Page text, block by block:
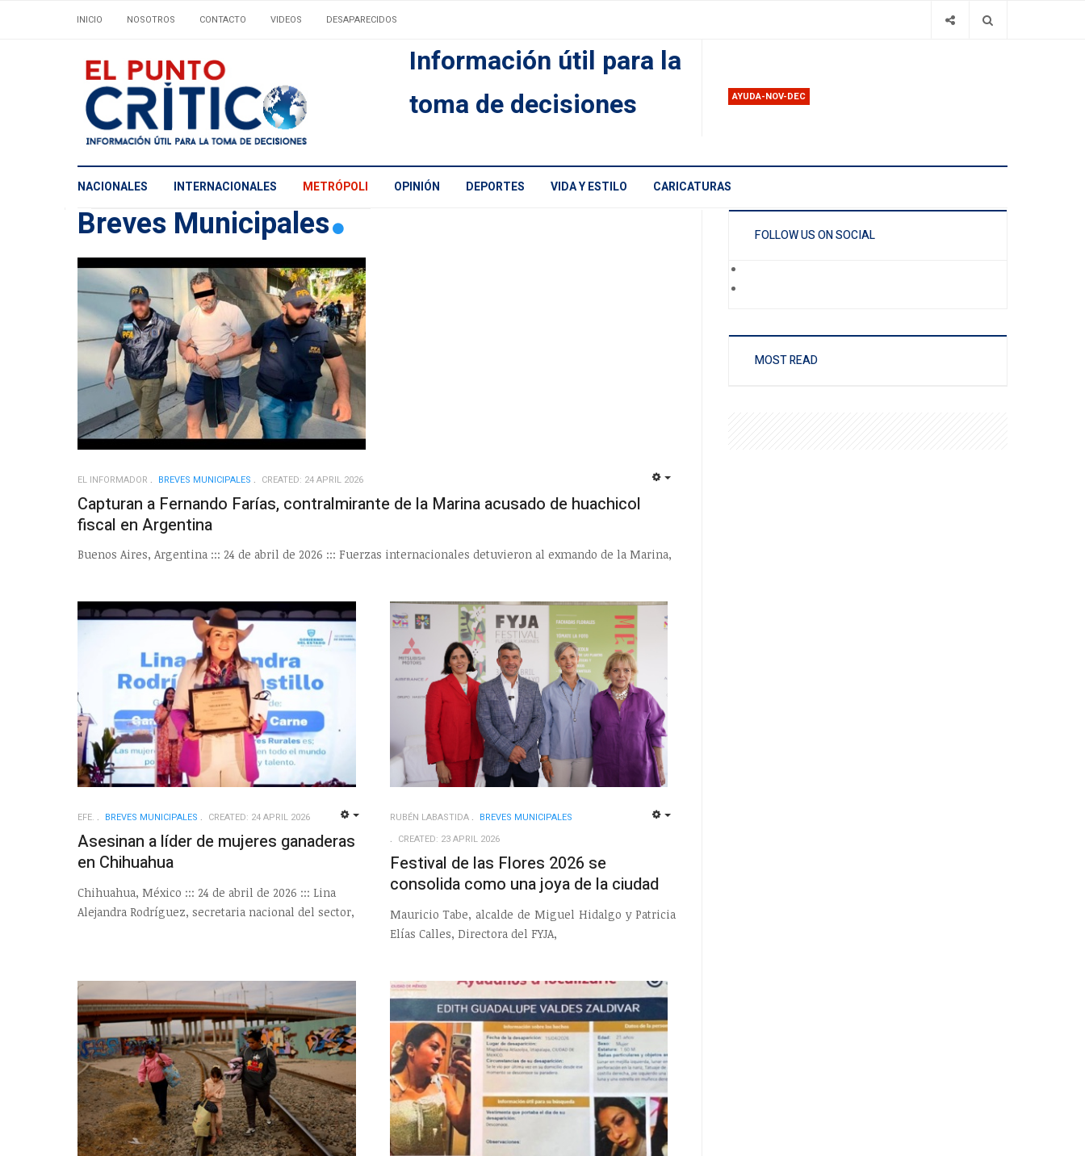
INICIO NOSOTROS CONTACTO VIDEOS DESAPARECIDOS
Información útil para la
toma de decisiones
AYUDA-NOV-DEC
NACIONALES INTERNACIONALES METRÓPOLI OPINIÓN DEPORTES VIDA Y ESTILO CARICATURAS
Breves Municipales
EL INFORMADOR BREVES MUNICIPALES CREATED: 24 APRIL 2026
Capturan a Fernando Farías, contralmirante de la Marina acusado de huachicol
fiscal en Argentina
Buenos Aires, Argentina ::: 24 de abril de 2026 ::: Fuerzas internacionales detuvieron al exmando de la Marina,
EFE. BREVES MUNICIPALES CREATED: 24 APRIL 2026
Asesinan a líder de mujeres ganaderas
en Chihuahua
Chihuahua, México ::: 24 de abril de 2026 ::: Lina
Alejandra Rodríguez, secretaria nacional del sector,
RUBÉN LABASTIDA
BREVES MUNICIPALES
CREATED: 23 APRIL 2026
Festival de las Flores 2026 se
consolida como una joya de la ciudad
Mauricio Tabe, alcalde de Miguel Hidalgo y Patricia
Elías Calles, Directora del FYJA,
FOLLOW US ON SOCIAL
MOST READ